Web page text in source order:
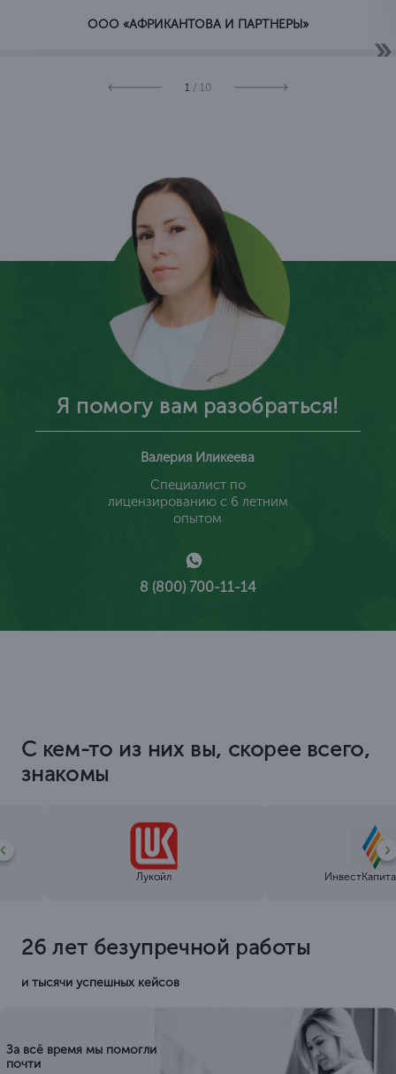
ООО «АФРИКАНТОВА И ПАРТНЕРЫ»
1 / 10
Я помогу вам разобраться!
Валерия Иликеева
Специалист по
лицензированию с 6 летним
опытом
8 (800) 700-11-14
С кем-то из них вы, скорее всего,
знакомы
Лукойл
26 лет безупречной работы
и тысячи успешных кейсов
За всё время мы помогли
почти